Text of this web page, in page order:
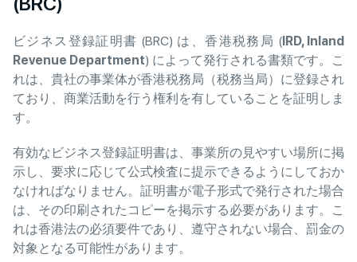
ビジネス登録証明書 (BRC) は、香港税務局 (IRD, Inland
Revenue Department) によって発行される書類です。こ
れは、貴社の事業体が香港税務局（税務当局）に登録され
ており、商業活動を行う権利を有していることを証明しま
す。
有効なビジネス登録証明書は、事業所の見やすい場所に掲
示し、要求に応じて公式検査に提示できるようにしておか
なければなりません。証明書が電子形式で発行された場合
は、その印刷されたコピーを掲示する必要があります。こ
れは香港法の必須要件であり、遵守されない場合、罰金の
対象となる可能性があります。